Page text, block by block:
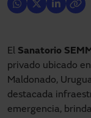
El Sanatorio
privado ubicado
Maldonado,
destacada
emergencia,